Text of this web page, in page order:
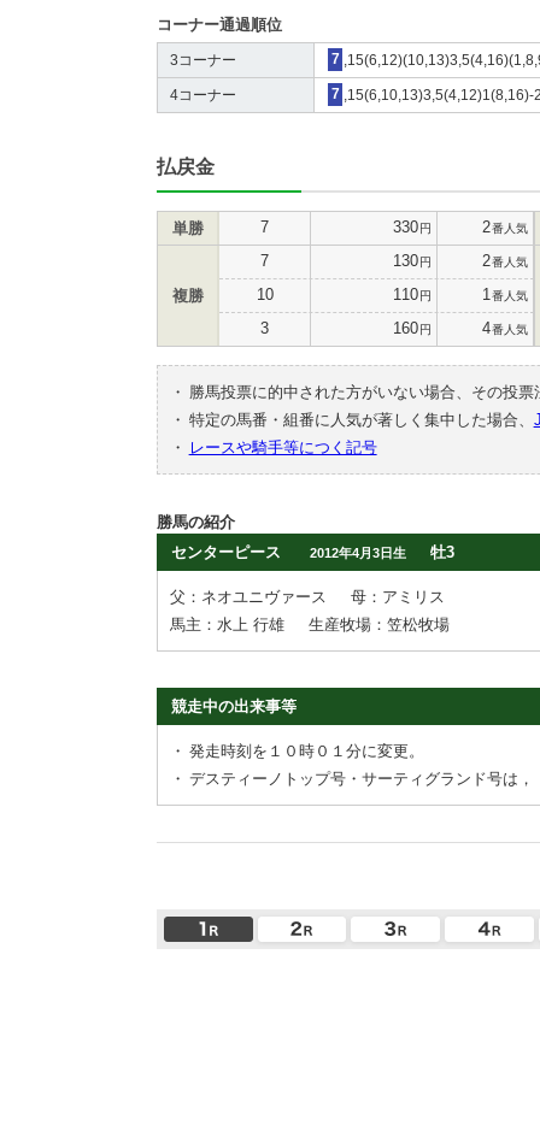
コーナー通過順位
3コーナー 7
4コーナー 7 ,15(6,10,13)3,5(4,12)1(8,16)-
払戻金
単勝 7 330円 2番人気
複勝
7 130円 2番人気
10 110円 1 番人気
3 160円 4番人気
・
勝馬投票に的中された方がいない場合、その投
・ 特定の馬番・組番に人気が著しく集中した場合、
・
レースや騎手等につく記号
勝馬の紹介
センターピース
2012年4月3日生 牡3
父：ネオユニヴァース
母：アミリス
馬主：水上 行雄
生産牧場：笠松牧場
競走中の出来事等
・ 発走時刻を１０時０１分に変更。
・ デスティーノトップ号・サーティグランド号は